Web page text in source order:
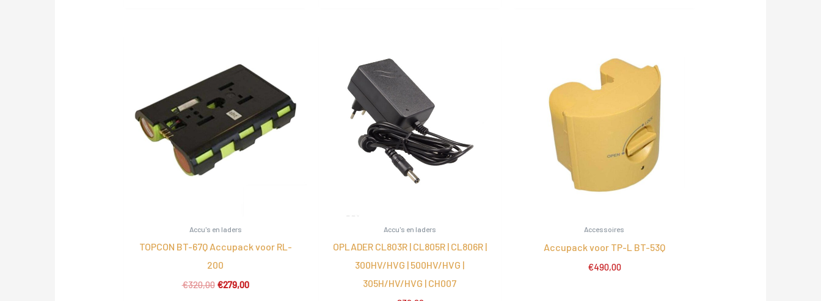
Accu's en laders
TOPCON BT-67Q Accupack voor RL-
200
€320,00 Oorspronkelijke
€279,00Huidige
Accu's en laders
OPLADER CL803R | CL805R | CL806R |
300HV/HVG | 500HV/HVG |
305H/HV/HVG | CH007
Accessoires
Accupack voor TP-L BT-53Q
€490,00